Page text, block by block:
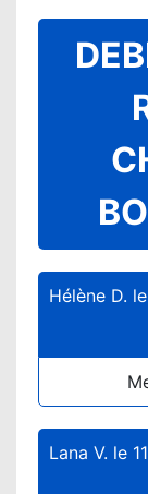
Hélène D. le
Lana V. le